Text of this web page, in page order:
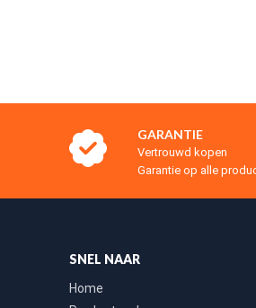
GARANTIE
Vertrouwd kopen
Garantie op alle
SNEL NAAR
Home